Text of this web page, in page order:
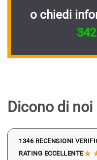
o chiedi
Dicono di noi
1346 RECENSIONI
RATING ECCELLENTE